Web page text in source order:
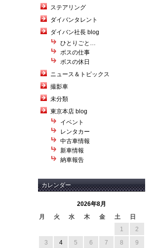
ステアリング
ダイバンタレント
ダイバン社長 blog
ひとりごと…
ボスの仕事
ボスの休日
ニュース＆トピックス
撮影車
未分類
東京本店 blog
イベント
レンタカー
中古車情報
新車情報
納車報告
カレンダー
2026年8月
月
火 水 木 金 土
日
1
2
3
4 5 6 7 8
9